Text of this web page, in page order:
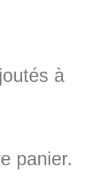
à
panier.